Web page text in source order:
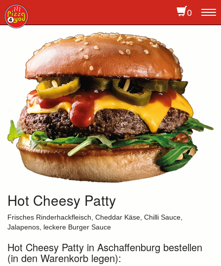
0
Hot Cheesy Patty
Frisches Rinderhackfleisch, Cheddar Käse, Chilli Sauce,
Jalapenos, leckere Burger Sauce
Hot Cheesy Patty in Aschaffenburg bestellen
(in den Warenkorb legen):